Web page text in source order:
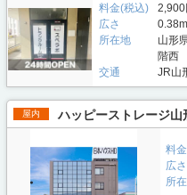
料金(税込)
2,900
広さ
所在地
山形
階西
交通
JR山
屋内 ハッピーストレージ山
料
広さ
所